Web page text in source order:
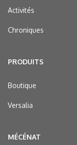
Activités
Chroniques
PRODUITS
Boutique
Versalia
MÉCÉNAT